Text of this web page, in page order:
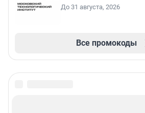
До 31 августа, 2026
Все промокоды